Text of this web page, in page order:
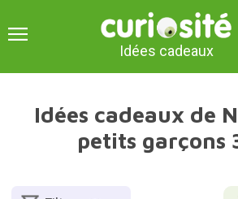
Idées cadeaux
Idées cadeaux de
petits garçons